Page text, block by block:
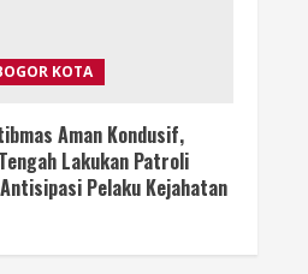
KOTA
Aman Kondusif,
Lakukan Patroli
Pelaku Kejahatan